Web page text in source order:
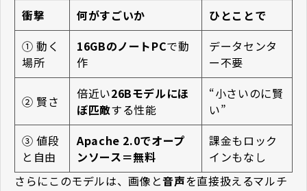
衝撃
何がすごいか
ひとことで
① 動く
場所
16GBのノートPCで動
作
データセンタ
ー不要
② 賢さ 倍近い26Bモデルにほ
ぼ匹敵する性能
“小さいのに賢
い”
③ 値段
と自由
Apache 2.0でオープ
ンソース＝無料
課金もロック
インもなし
さらにこのモデルは、画像と音声を直接扱えるマルチ